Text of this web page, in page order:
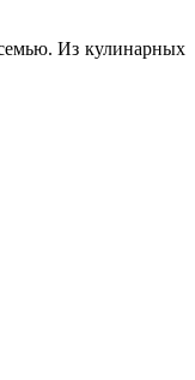
Из кулинарных